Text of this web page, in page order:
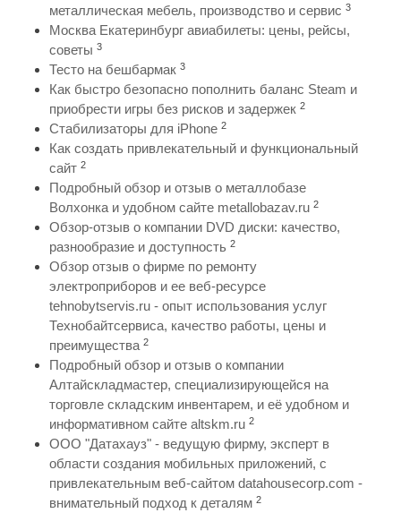
металлическая мебель, производство и сервис 3
Москва Екатеринбург авиабилеты: цены, рейсы,
советы 3
Тесто на бешбармак 3
Как быстро безопасно пополнить баланс Steam и
приобрести игры без рисков и задержек 2
Стабилизаторы для iPhone 2
Как создать привлекательный и функциональный
сайт 2
Подробный обзор и отзыв о металлобазе
Волхонка и удобном сайте metallobazav.ru 2
Обзор-отзыв о компании DVD диски: качество,
разнообразие и доступность 2
Обзор отзыв о фирме по ремонту
электроприборов и ее веб-ресурсе
tehnobytservis.ru - опыт использования услуг
Технобайтсервиса, качество работы, цены и
преимущества 2
Подробный обзор и отзыв о компании
Алтайскладмастер, специализирующейся на
торговле складским инвентарем, и её удобном и
информативном сайте altskm.ru 2
ООО "Датахауз" - ведущую фирму, эксперт в
области создания мобильных приложений, с
привлекательным веб-сайтом datahousecorp.com -
внимательный подход к деталям 2